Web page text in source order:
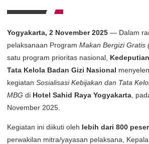
Yogyakarta, 2 November 2025 — Dalam
pelaksanaan Program Makan Bergizi Gratis
satu program prioritas nasional,
Tata Kelola Badan Gizi Nasional
kegiatan Sosialisasi Kebijakan dan Tata
MBG di Hotel Sahid Raya Yogyakarta ,
November 2025.
Kegiatan ini diikuti oleh lebih dari 800
perwakilan mitra/yayasan pelaksana,